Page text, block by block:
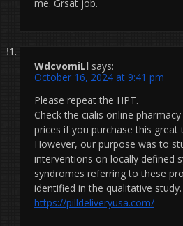
me. Grsat job.
WdcvomiLl says:
October 16, 2024 at 9:41 pm
Please repeat the HPT.
Check the cialis online pharmacy
prices if you purchase this
However, our purpose was to
interventions on locally defined
syndromes referring to these
identified in the qualitative study.
https://pilldeliveryusa.com/